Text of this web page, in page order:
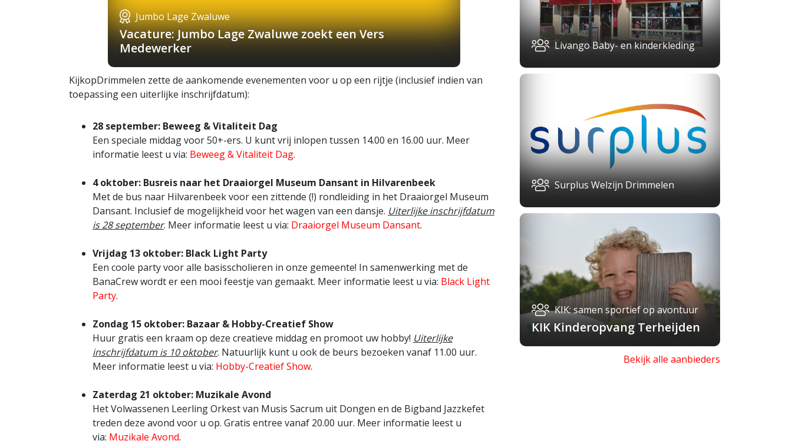
Jumbo Lage Zwaluwe
Vacature: Jumbo Lage Zwaluwe zoekt een Vers
Medewerker
KijkopDrimmelen zette de aankomende evenementen voor u op een rijtje (inclusief indien van
toepassing een uiterlijke inschrijfdatum):
28 september: Beweeg & Vitaliteit Dag
Een speciale middag voor 50+-ers. U kunt vrij inlopen tussen 14.00 en 16.00 uur. Meer
informatie leest u via: Beweeg & Vitaliteit Dag.
4 oktober: Busreis naar het Draaiorgel Museum Dansant in Hilvarenbeek
Met de bus naar Hilvarenbeek voor een zittende (!) rondleiding in het Draaiorgel Museum
Dansant. Inclusief de mogelijkheid voor het wagen van een dansje. Uiterlijke inschrijfdatum
is 28 september. Meer informatie leest u via: Draaiorgel Museum Dansant.
Vrijdag 13 oktober: Black Light Party
Een coole party voor alle basisscholieren in onze gemeente! In samenwerking met de
BanaCrew wordt er een mooi feestje van gemaakt. Meer informatie leest u via: Black Light
Party.
Zondag 15 oktober: Bazaar & Hobby-Creatief Show
Huur gratis een kraam op deze creatieve middag en promoot uw hobby! Uiterlijke
inschrijfdatum is 10 oktober. Natuurlijk kunt u ook de beurs bezoeken vanaf 11.00 uur.
Meer informatie leest u via: Hobby-Creatief Show.
Zaterdag 21 oktober: Muzikale Avond
Het Volwassenen Leerling Orkest van Musis Sacrum uit Dongen en de Bigband Jazzkefet
treden deze avond voor u op. Gratis entree vanaf 20.00 uur. Meer informatie leest u
via: Muzikale Avond.
Livango Baby- en kinderkleding
Surplus Welzijn Drimmelen
KIK: samen sportief op avontuur
KIK Kinderopvang Terheijden
Bekijk alle aanbieders